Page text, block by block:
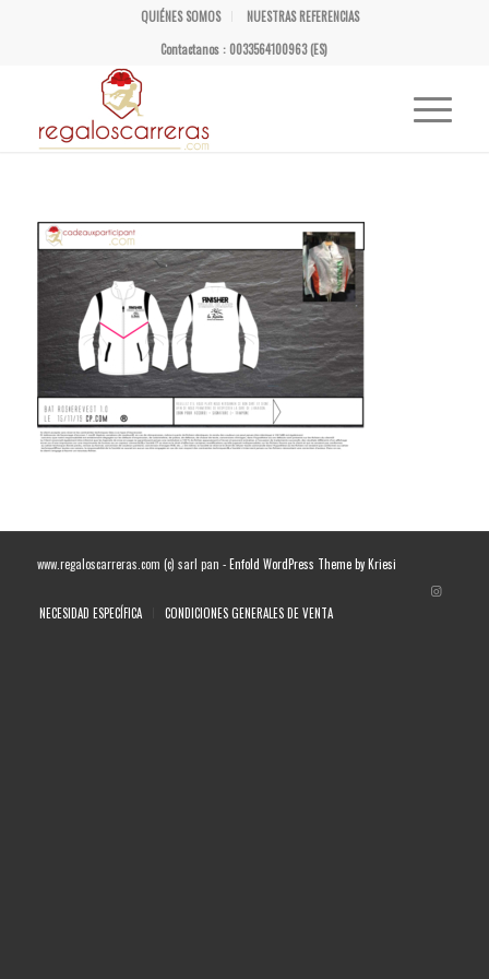
QUIÉNES SOMOS
NUESTRAS REFERENCIAS
Contactanos : 0033564100963 (ES)
www.regaloscarreras.com (c) sarl pan -Enfold WordPress Theme by Kriesi
NECESIDAD ESPECÍFICA CONDICIONES GENERALES DE VENTA